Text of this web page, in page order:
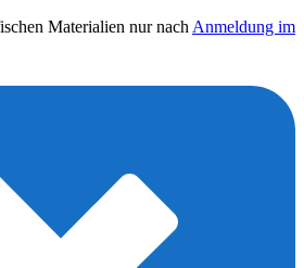
Materialien nur nach Anmeldung im